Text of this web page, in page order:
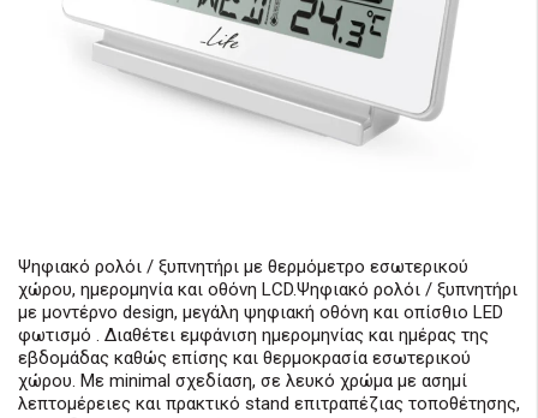
Ψηφιακό ρολόι / ξυπνητήρι με θερμόμετρο εσωτερικού
χώρου, ημερομηνία και οθόνη LCD.Ψηφιακό ρολόι / ξυπνητήρι
με μοντέρνο design, μεγάλη ψηφιακή οθόνη και οπίσθιο LED
φωτισμό . Διαθέτει εμφάνιση ημερομηνίας και ημέρας της
εβδομάδας καθώς επίσης και θερμοκρασία εσωτερικού
χώρου. Με minimal σχεδίαση, σε λευκό χρώμα με ασημί
λεπτομέρειες και πρακτικό stand επιτραπέζιας τοποθέτησης,